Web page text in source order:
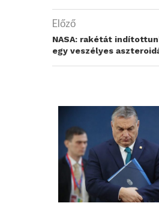
Előző
NASA: rakétát
egy veszélyes